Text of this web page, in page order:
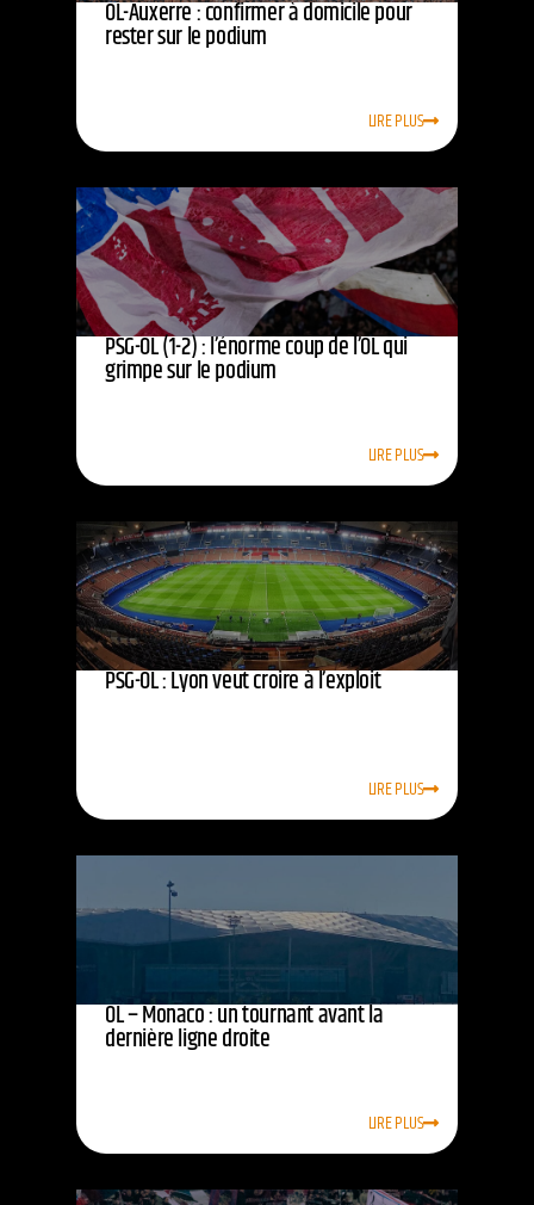
OL-Auxerre : confirmer à domicile pour
rester sur le podium
LIRE PLUS
PSG-OL (1-2) : l’énorme coup de l’OL qui
grimpe sur le podium
LIRE PLUS
PSG-OL : Lyon veut croire à l’exploit
LIRE PLUS
OL – Monaco : un tournant avant la
dernière ligne droite
LIRE PLUS